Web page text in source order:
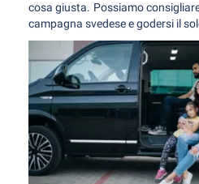
cosa giusta. Possiamo
campagna svedese e godersi il